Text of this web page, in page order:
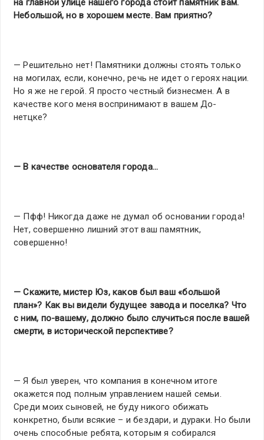
на главной улице нашего города стоит памятник вам.
Небольшой, но в хорошем месте. Вам приятно?
— Решительно нет! Памятники должны стоять только
на могилах, если, конечно, речь не идет о героях нации.
Но я же не герой. Я просто честный бизнесмен. А в
качестве кого меня воспринимают в вашем До-
нетцке?
— В качестве основателя города…
— Пфф! Никогда даже не думал об основании города!
Нет, совершенно лишний этот ваш памятник,
совершенно!
— Скажите, мистер Юз, каков был ваш «большой
план»? Как вы видели будущее завода и поселка? Что
с ним, по-вашему, должно было случиться после вашей
смерти, в исторической перспективе?
— Я был уверен, что компания в конечном итоге
окажется под полным управлением нашей семьи.
Среди моих сыновей, не буду никого обижать
конкретно, были всякие – и бездари, и дураки. Но были
очень способные ребята, которым я собирался